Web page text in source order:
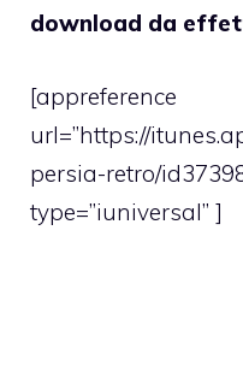
download da
[appreference
url=”https://
persia-retro/
type=”iuniversal” ]